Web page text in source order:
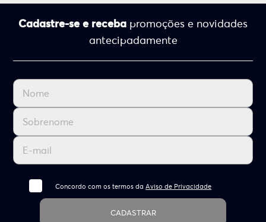
Cadastre-se e receba promoções e novidades
antecipadamente
Concordo com os termos daAviso de Privacidade
CADASTRAR